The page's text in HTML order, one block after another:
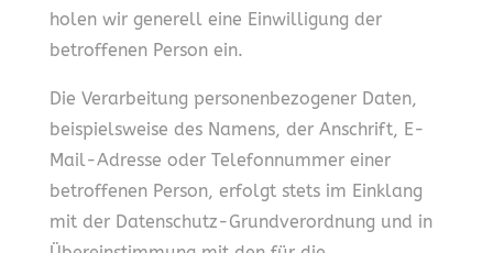
holen wir generell eine Einwilligung der
betroffenen Person ein.
Die Verarbeitung personenbezogener Daten,
beispielsweise des Namens, der Anschrift, E-
Mail-Adresse oder Telefonnummer einer
betroffenen Person, erfolgt stets im Einklang
mit der Datenschutz-Grundverordnung und in